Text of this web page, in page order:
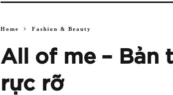
Home Fashion & Beauty
All of me – Bản
rực rỡ